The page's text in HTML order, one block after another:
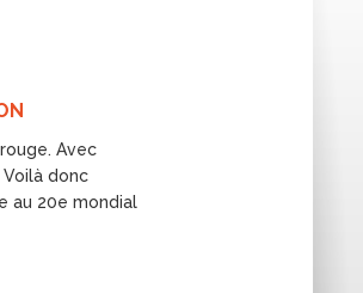
Avec
donc
au 20e mondial